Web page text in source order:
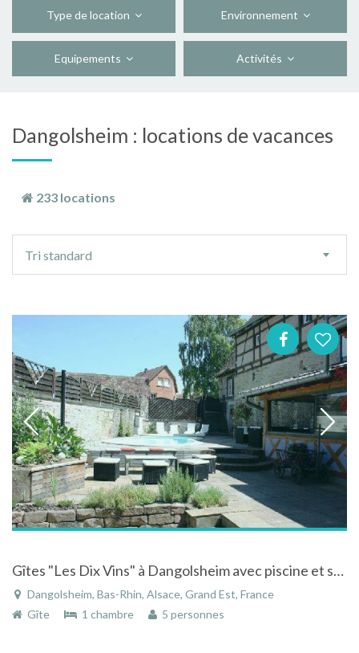
Type de location Environnement
Equipements Activités
Dangolsheim : locations de vacances
233 locations
tri
Tri standard
Gîtes "Les Dix Vins" à Dangolsheim avec piscine et sauna sur la route des vins d'Alsace
Dangolsheim, Bas-Rhin, Alsace, Grand Est, France
Gîte
1 chambre 5 personnes